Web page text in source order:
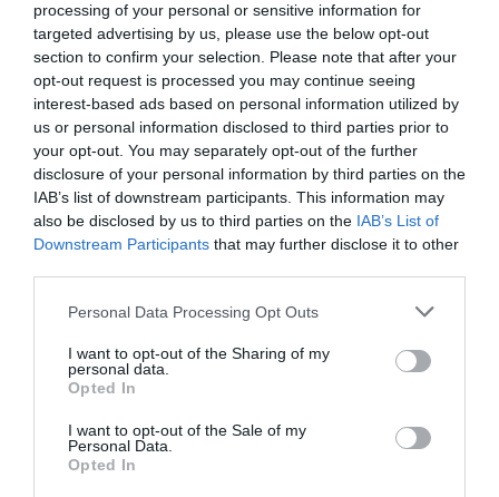
processing of your personal or sensitive information for
targeted advertising by us, please use the below opt-out
section to confirm your selection. Please note that after your
opt-out request is processed you may continue seeing
interest-based ads based on personal information utilized by
us or personal information disclosed to third parties prior to
your opt-out. You may separately opt-out of the further
disclosure of your personal information by third parties on the
IAB’s list of downstream participants. This information may
also be disclosed by us to third parties on the IAB’s List of
Downstream Participants that may further disclose it to other
Please note that this website/app uses one or more Google
not limited to your visit or usage behaviour. You may click to
grant or deny consent to Google and its third-party tags to
use your data for below specified purposes in below Google
consent section.
Personal Data Processing Opt Outs
I want to opt-out of the Sharing of my
personal data.
Opted In
I want to opt-out of the Sale of my
Personal Data.
Opted In
Kapcsolódó termékek
-50%
BANDI JÁRGÁNYA NEVES
Értékelés:
2.000Ft
Original
price
was:
2.000 Ft.
1.000 Ft
Current
price
1.000 Ft.
-50%
100% MAGYAR VICCES
Original
price
2.000 Ft.
Current
price
1.000 Ft.
Original
price
Current